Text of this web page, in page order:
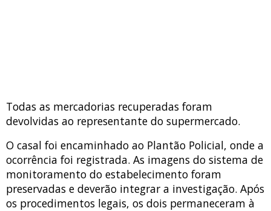
Todas as mercadorias recuperadas foram
devolvidas ao representante do supermercado.
O casal foi encaminhado ao Plantão Policial, onde a
ocorrência foi registrada. As imagens do sistema de
monitoramento do estabelecimento foram
preservadas e deverão integrar a investigação. Após
os procedimentos legais, os dois permaneceram à